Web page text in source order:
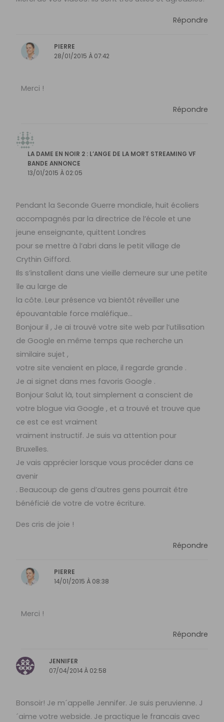
Répondre
PIERRE
28/01/2015 À 07:42
Merci !
Répondre
LA DAME EN NOIR 2 : L’ANGE DE LA MORT STREAMING VF
BANDE ANNONCE
13/01/2015 À 02:05
Pendant la Seconde Guerre mondiale, huit écoliers
accompagnés par la directrice de l’école et une
jeune enseignante, quittent Londres
pour se mettre à l’abri dans le petit village de
Crythin Gifford.
Ils s’installent dans une vieille demeure sur une petite
île au large de
la côte. Leur présence va bientôt réveiller une
épouvantable force maléfique…
Bonjour il , Je ai trouvé votre site web par l’utilisation
de Google en même temps que recherche un
similaire sujet ,
votre site venaient en place, il regarde grande .
Je ai signet dans mes favoris Google .
Bonjour Salut là, tout simplement a conscient de
votre blogue via Google , et a trouvé et trouve que
ce est ce est vraiment
vraiment instructif. Je suis va attention pour
Bruxelles.
Je vais apprécier lorsque vous procéder dans ce
avenir
. Beaucoup de gens d’autres gens pourrait être
bénéficié de votre de votre écriture.
Des cris de joie !
Répondre
PIERRE
14/01/2015 À 08:38
Merci !
Répondre
JENNIFER
07/04/2014 À 02:58
Bonsoir! Je m´appelle Jennifer. Je suis peruvienne. J
´aime votre webside. Je practique le francais avec